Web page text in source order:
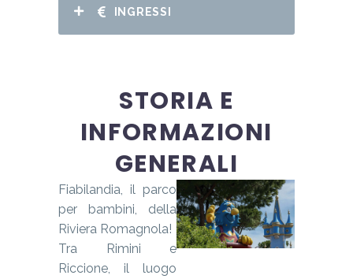
INGRESSI
STORIA E
INFORMAZIONI
GENERALI
Fiabilandia, il parco
per bambini, della
Riviera Romagnola!
Tra Rimini e
Riccione, il luogo